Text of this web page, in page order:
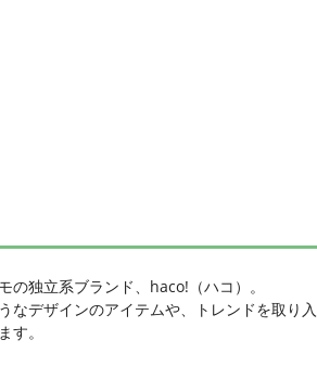
の独立系ブランド、haco!（ハコ）。
なデザインのアイテムや、トレンドを取り
す。